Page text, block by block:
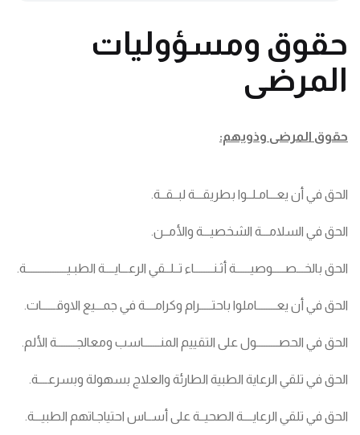
حقوق ومسؤوليات
المرضى
حقوق المرضى وذويهم:
الحق في أن يعـــامـلــوا بطريقـــة لبــقــة.
الحق في السلامـــة الشخصيـــة والأمــن.
الحق بالخـــصـــــوصيــــــة أثـنــــــــاء تــلــقي الرعـــايــــة الطبـيـــــــــــــــــة.
الحق في أن يعــــــــاملوا باحتـــــرام وكرامــــة في جمـــيع الاوقــــــات.
الحق في الحصـــــــــول على التقييم المنـــــــاسب ومعالجــــــــة الألم.
الحق في تلقي الرعاية الطبية الطارئة والعلاج بسهولة وبسرعــــة.
الحق في تلقي الرعايــــة الصحيــة على أســاس احتياجـاتهم الطبيـــة.